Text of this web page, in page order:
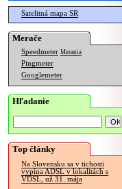
Satelitná mapa SR
Merače
Speedmeter Merania
Pingmeter
Googlemeter
Hľadanie
Top články
Na Slovensku sa v tichosti
vypína ADSL v lokalitách s
VDSL, už 31. mája